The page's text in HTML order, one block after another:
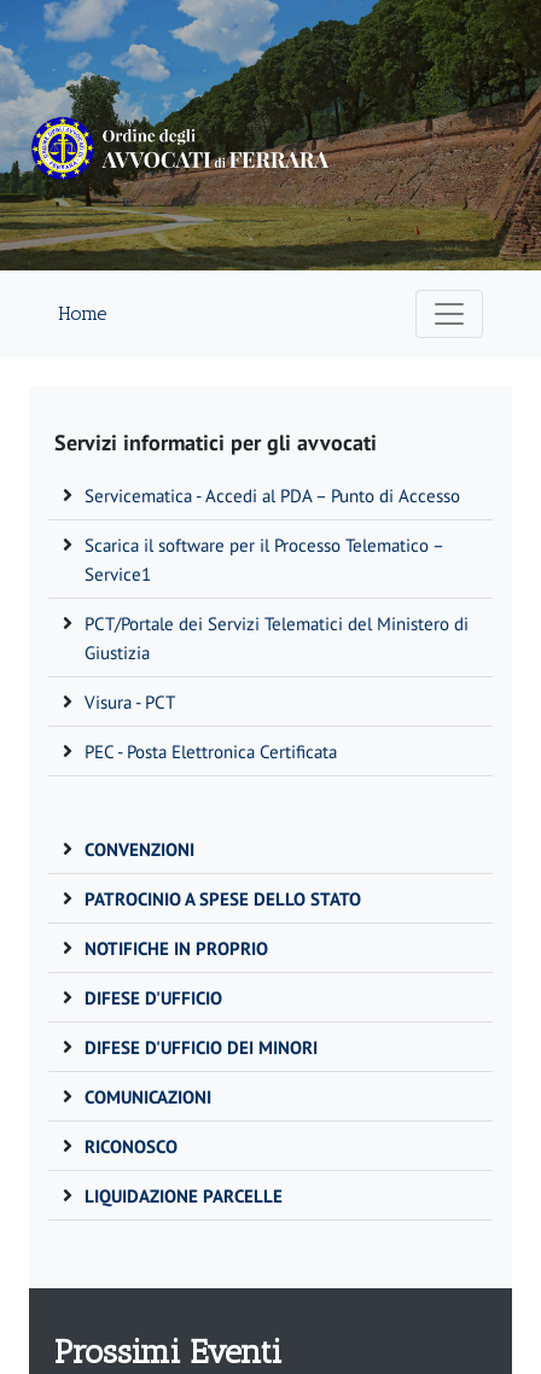
Home
Servizi informatici per gli avvocati
Servicematica - Accedi al PDA – Punto di Accesso
Scarica il software per il Processo Telematico –
Service1
PCT/Portale dei Servizi Telematici del Ministero di
Giustizia
Visura - PCT
PEC - Posta Elettronica Certificata
CONVENZIONI
PATROCINIO A SPESE DELLO STATO
NOTIFICHE IN PROPRIO
DIFESE D'UFFICIO
DIFESE D'UFFICIO DEI MINORI
COMUNICAZIONI
RICONOSCO
LIQUIDAZIONE PARCELLE
Prossimi Eventi